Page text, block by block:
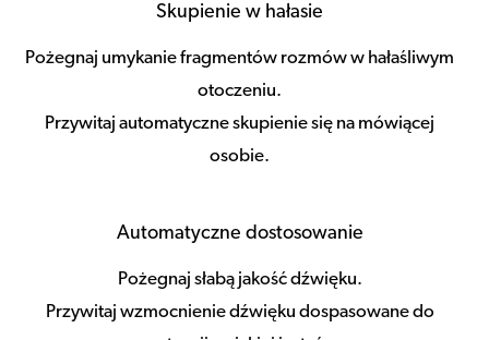
Skupienie w hałasie
Pożegnaj umykanie fragmentów rozmów w hałaśliwym
otoczeniu.
Przywitaj automatyczne skupienie się na mówiącej
osobie.
Automatyczne dostosowanie
Pożegnaj słabą jakość dźwięku.
Przywitaj wzmocnienie dźwięku dospasowane do